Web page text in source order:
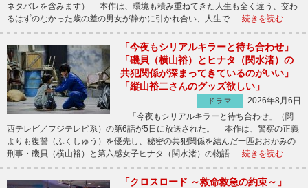
ネタバレを含みます） 本作は、環境も積み重ねてきた人生も全く違う、交わ
るはずのなかった歳の差の男女が静かに引かれ合い、人生で … 続きを読む
「今夜もシリアルキラーと待ち合わせ」
「磯貝（横山裕）とヒナタ（関水渚）の
共犯関係が深まってきているのがいい」
「縦山裕二さんのグッズ欲しい」
ドラマ
2026年8月6日
「今夜もシリアルキラーと待ち合わせ」（関
西テレビ／フジテレビ系）の第6話が5日に放送された。 本作は、警察の正義
よりも復讐（ふくしゅう）を優先し、秘密の共犯関係を結んだ一匹おおかみの
刑事・磯貝（横山裕）と第六感女子ヒナタ（関水渚）の物語 … 続きを読む
「クロスロード ～救命救急の約束～」